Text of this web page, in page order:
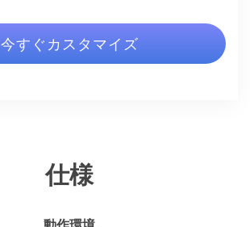
今すぐカスタマイズ
仕様